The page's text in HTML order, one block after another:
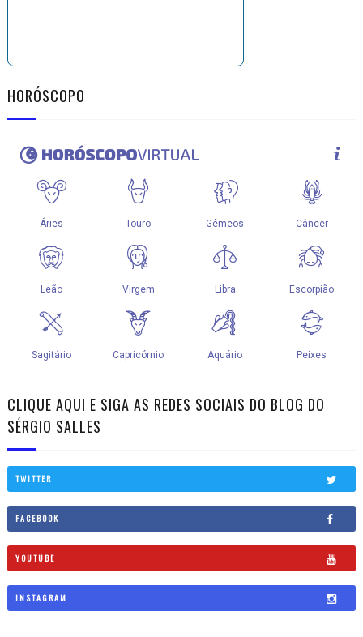
HORÓSCOPO
CLIQUE AQUI E SIGA AS REDES SOCIAIS DO BLOG DO
SÉRGIO SALLES
TWITTER
FACEBOOK
YOUTUBE
INSTAGRAM